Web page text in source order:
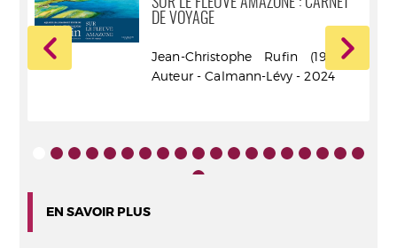
SUR LE FLEUVE AMAZONE : CARNET
DE VOYAGE
Jean-Christophe Rufin (1952-....).
Auteur - Calmann-Lévy - 2024
EN SAVOIR PLUS